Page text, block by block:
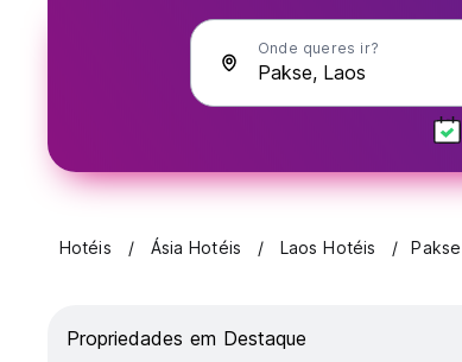
Onde queres ir?
Hotéis Ásia Hotéis Laos Hotéis Pakse
Propriedades em Destaque